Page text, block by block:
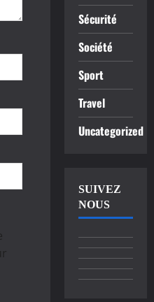
Sécurité
Société
Sport
Travel
Uncategorized
SUIVEZ
NOUS